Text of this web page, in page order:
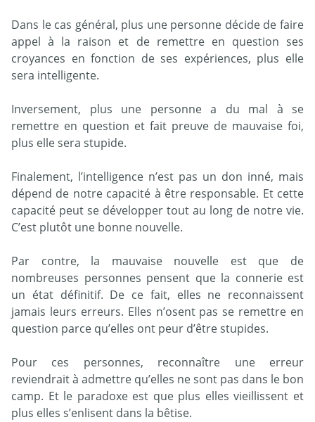
Dans le cas général, plus une personne décide de faire
appel à la raison et de remettre en question ses
croyances en fonction de ses expériences, plus elle
sera intelligente.
Inversement, plus une personne a du mal à se
remettre en question et fait preuve de mauvaise foi,
plus elle sera stupide.
Finalement, l’intelligence n’est pas un don inné, mais
dépend de notre capacité à être responsable. Et cette
capacité peut se développer tout au long de notre vie.
C’est plutôt une bonne nouvelle.
Par contre, la mauvaise nouvelle est que de
nombreuses personnes pensent que la connerie est
un état définitif. De ce fait, elles ne reconnaissent
jamais leurs erreurs. Elles n’osent pas se remettre en
question parce qu’elles ont peur d’être stupides.
Pour ces personnes, reconnaître une erreur
reviendrait à admettre qu’elles ne sont pas dans le bon
camp. Et le paradoxe est que plus elles vieillissent et
plus elles s’enlisent dans la bêtise.